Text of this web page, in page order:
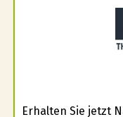
Erhalten Sie jetzt